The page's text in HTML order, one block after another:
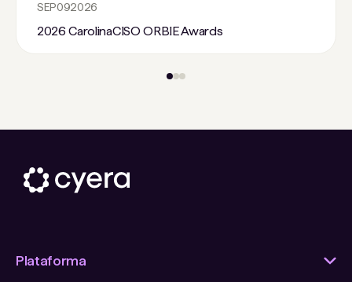
SEP092026
2026 CarolinaCISO ORBIE Awards
Plataforma